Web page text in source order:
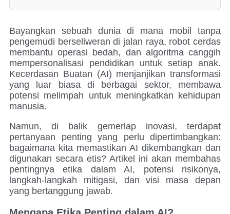
Bayangkan sebuah dunia di mana mobil tanpa
pengemudi berseliweran di jalan raya, robot cerdas
membantu operasi bedah, dan algoritma canggih
mempersonalisasi pendidikan untuk setiap anak.
Kecerdasan Buatan (AI) menjanjikan transformasi
yang luar biasa di berbagai sektor, membawa
potensi melimpah untuk meningkatkan kehidupan
manusia.
Namun, di balik gemerlap inovasi, terdapat
pertanyaan penting yang perlu dipertimbangkan:
bagaimana kita memastikan AI dikembangkan dan
digunakan secara etis? Artikel ini akan membahas
pentingnya etika dalam AI, potensi risikonya,
langkah-langkah mitigasi, dan visi masa depan
yang bertanggung jawab.